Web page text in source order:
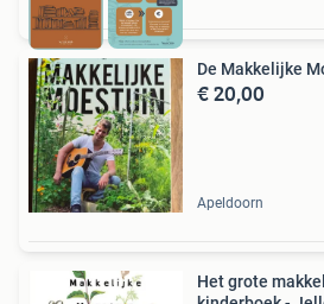
De Makkelijke
€ 20,00
Apeldoorn
Het grote